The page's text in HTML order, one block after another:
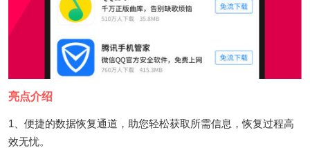
亮点介绍
1、便捷的数据恢复通道，助您轻松获取所需信息，恢复过程高
效无忧。